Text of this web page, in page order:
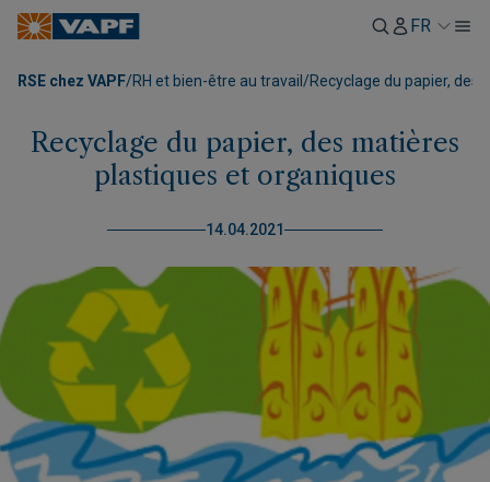
FR
RSE chez VAPF/RH et bien-être au travail /Recyclage du papier,
Recyclage du papier, des matières
plastiques et organiques
14.04.2021